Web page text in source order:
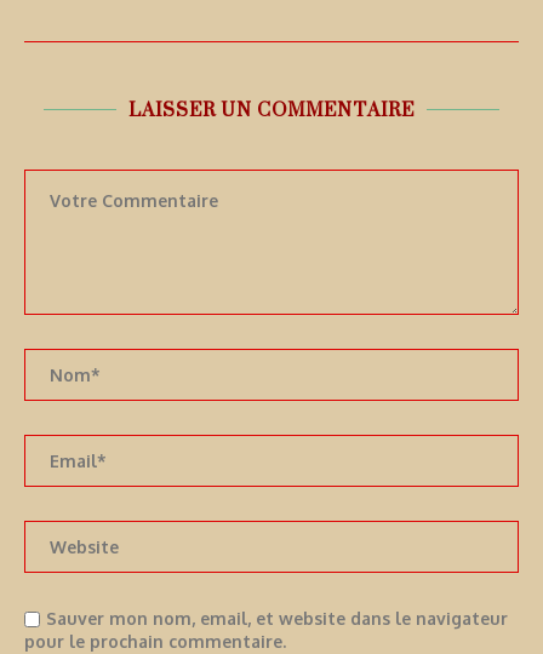
LAISSER UN COMMENTAIRE
Sauver mon nom, email, et website dans le navigateur
pour le prochain commentaire.